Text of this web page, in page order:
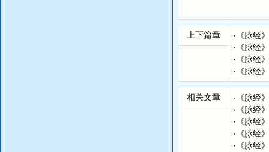
上下篇章 · 《脉经
· 《脉经
· 《脉经
· 《脉经
相关文章 · 《脉经
· 《脉经
· 《脉经
· 《脉经
· 《脉经